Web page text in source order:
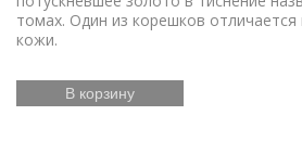
томах. Один из корешков
кожи.
В корзину